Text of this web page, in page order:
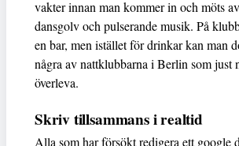
vakter innan man kommer in och möts
dansgolv och pulserande musik. På
en bar, men istället för drinkar kan man
några av nattklubbarna i Berlin som just
överleva.
Skriv tillsammans i realtid
Alla som har försökt redigera ett google